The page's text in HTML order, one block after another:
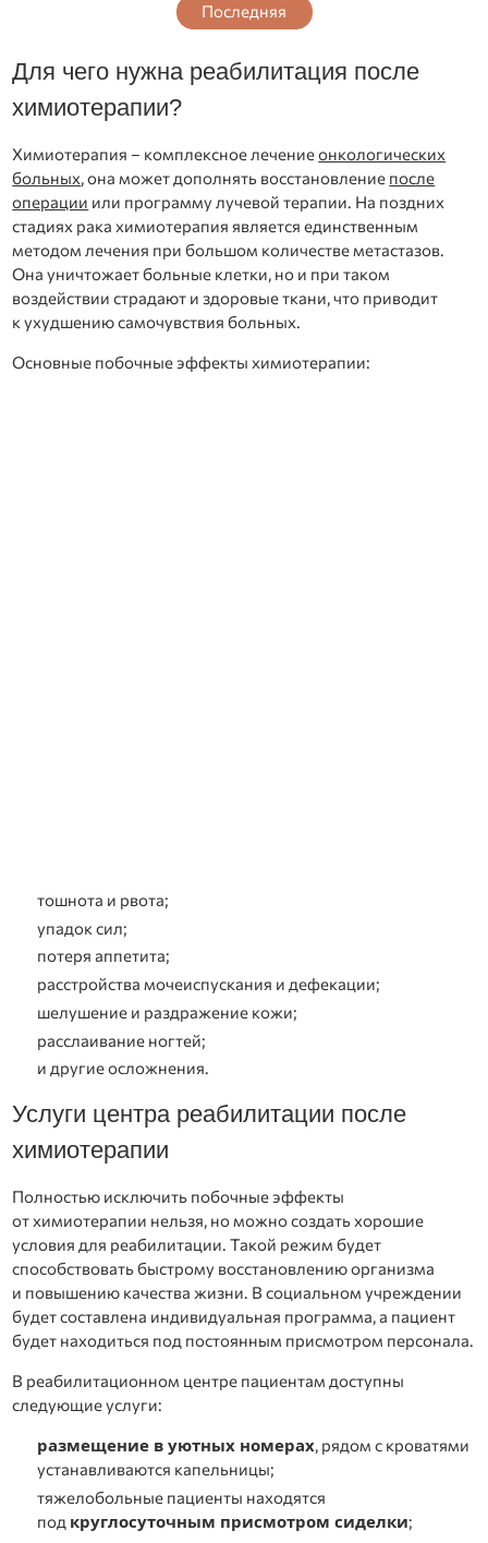
Последняя
Для чего нужна реабилитация после
химиотерапии?
Химиотерапия – комплексное лечениеонкологических
больных, она может дополнять восстановление после
операции или программу лучевой терапии. На поздних
стадиях рака химиотерапия является единственным
методом лечения при большом количестве метастазов.
Она уничтожает больные клетки, но и при таком
воздействии страдают и здоровые ткани, что приводит
к ухудшению самочувствия больных.
Основные побочные эффекты химиотерапии:
тошнота и рвота;
упадок сил;
потеря аппетита;
расстройства мочеиспускания и дефекации;
шелушение и раздражение кожи;
расслаивание ногтей;
и другие осложнения.
Услуги центра реабилитации после
химиотерапии
Полностью исключить побочные эффекты
от химиотерапии нельзя, но можно создать хорошие
условия для реабилитации. Такой режим будет
способствовать быстрому восстановлению организма
и повышению качества жизни. В социальном учреждении
будет составлена индивидуальная программа, а пациент
будет находиться под постоянным присмотром персонала.
В реабилитационном центре пациентам доступны
следующие услуги:
размещение в уютных номерах, рядом с кроватями
устанавливаются капельницы;
тяжелобольные пациенты находятся
под круглосуточным присмотром сиделки;